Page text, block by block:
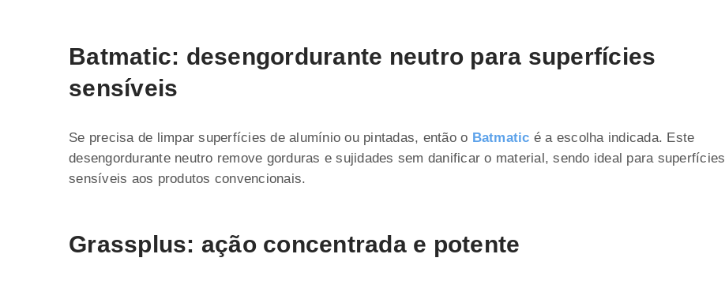
Batmatic: desengordurante neutro para superfícies
sensíveis
Se precisa de limpar superfícies de alumínio ou pintadas, então o Batmatic é a escolha indicada. Este
desengordurante neutro remove gorduras e sujidades sem danificar o material, sendo ideal para superfícies
sensíveis aos produtos convencionais.
Grassplus: ação concentrada e potente